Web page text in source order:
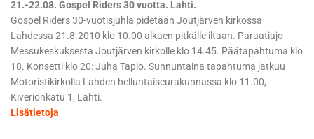
21.-22.08. Gospel Riders 30 vuotta. Lahti.
Gospel Riders 30-vuotisjuhla pidetään Joutjärven kirkossa
Lahdessa 21.8.2010 klo 10.00 alkaen pitkälle iltaan. Paraatiajo
Messukeskuksesta Joutjärven kirkolle klo 14.45. Päätapahtuma klo
18. Konsetti klo 20: Juha Tapio. Sunnuntaina tapahtuma jatkuu
Motoristikirkolla Lahden helluntaiseurakunnassa klo 11.00,
Kiveriönkatu 1, Lahti.
Lisätietoja